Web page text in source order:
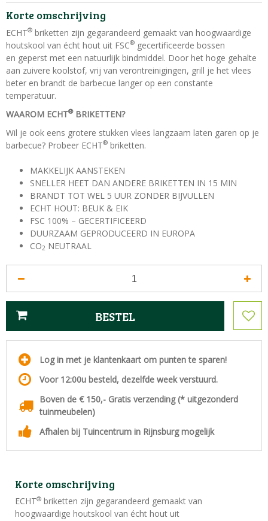
Korte omschrijving
ECHT® briketten zijn gegarandeerd gemaakt van hoogwaardige
houtskool van écht hout uit FSC® gecertificeerde bossen
en geperst met een natuurlijk bindmiddel. Door het hoge gehalte
aan zuivere koolstof, vrij van verontreinigingen, grill je het vlees
beter en brandt de barbecue langer op een constante
temperatuur.
WAAROM ECHT®BRIKETTEN?
Wil je ook eens grotere stukken vlees langzaam laten garen op je
barbecue? Probeer ECHT® briketten.
MAKKELIJK AANSTEKEN
SNELLER HEET DAN ANDERE BRIKETTEN IN 15 MIN
BRANDT TOT WEL 5 UUR ZONDER BIJVULLEN
ECHT HOUT: BEUK & EIK
FSC 100% – GECERTIFICEERD
DUURZAAM GEPRODUCEERD IN EUROPA
CO2 NEUTRAAL
Log in met je klantenkaart om punten te sparen!
Voor 12:00u besteld, dezelfde week verstuurd.
Boven de € 150,- Gratis verzending (* uitgezonderd
tuinmeubelen)
Afhalen bij Tuincentrum in Rijnsburg mogelijk
Korte omschrijving
ECHT® briketten zijn gegarandeerd gemaakt van
hoogwaardige houtskool van écht hout uit